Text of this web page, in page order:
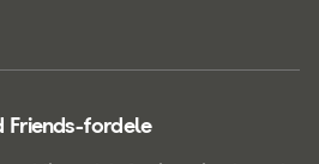
Friends-fordele